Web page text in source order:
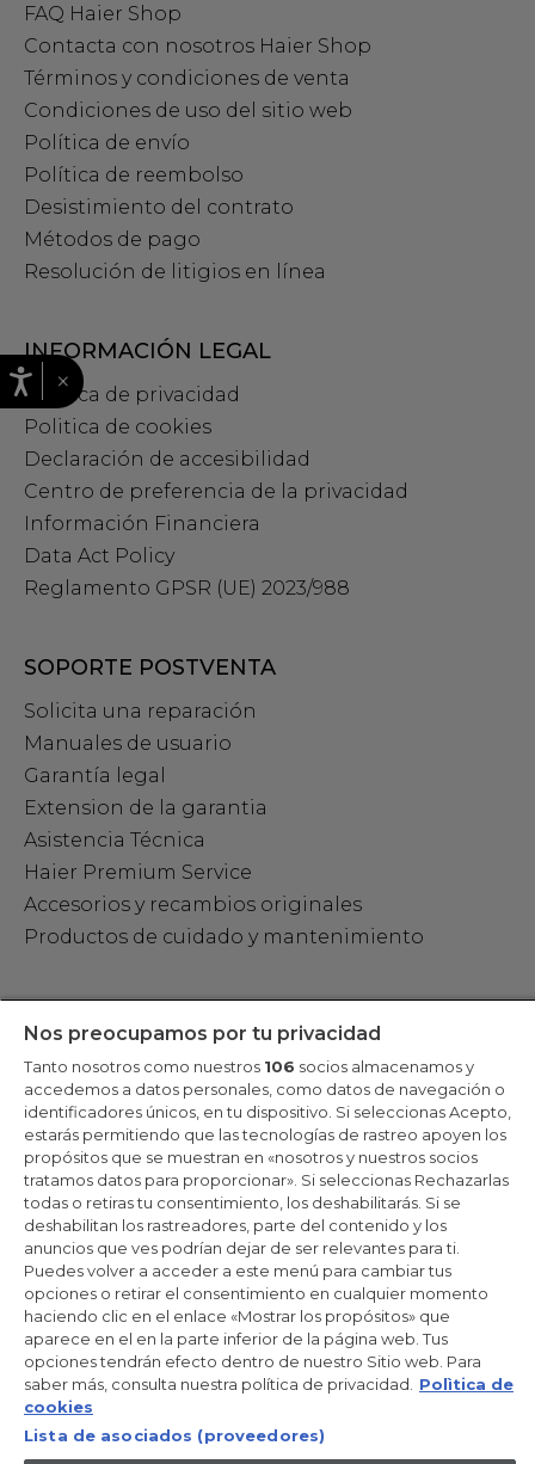
FAQ Haier Shop
Contacta con nosotros Haier Shop
Términos y condiciones de venta
Condiciones de uso del sitio web
Política de envío
Política de reembolso
Desistimiento del contrato
Métodos de pago
Resolución de litigios en línea
INFORMACIÓN LEGAL
Política de privacidad
Politica de cookies
Declaración de accesibilidad
Centro de preferencia de la privacidad
Información Financiera
Data Act Policy
Reglamento GPSR (UE) 2023/988
SOPORTE POSTVENTA
Solicita una reparación
Manuales de usuario
Garantía legal
Extension de la garantia
Asistencia Técnica
Haier Premium Service
Accesorios y recambios originales
Productos de cuidado y mantenimiento
Regístrate ahora
Candy Hoover Group Srl –con accionista único, empresa que
gestiona y coordina la actividad de Candy S.p.A, con domicilio fiscal
en Via Comolli, 57 - 20861 Brugherio (MB) – Sede administrativa:
Via Privata Eden Fumagalli - 20861 Brugherio (MB). - Italia con
capital social de 30,000,000.00€ íntegramente desembolsado.
Registro Mercantil/ tributación de Monza y Brianza 04666310158 –
IVA núm. IT00786860965
ES / Español
×
Nos preocupamos por tu privacidad
Tanto nosotros como nuestros 106 socios almacenamos y
accedemos a datos personales, como datos de navegación o
identificadores únicos, en tu dispositivo. Si seleccionas Acepto,
estarás permitiendo que las tecnologías de rastreo apoyen los
propósitos que se muestran en «nosotros y nuestros socios
tratamos datos para proporcionar». Si seleccionas Rechazarlas
todas o retiras tu consentimiento, los deshabilitarás. Si se
deshabilitan los rastreadores, parte del contenido y los
anuncios que ves podrían dejar de ser relevantes para ti.
Puedes volver a acceder a este menú para cambiar tus
opciones o retirar el consentimiento en cualquier momento
haciendo clic en el enlace «Mostrar los propósitos» que
aparece en el en la parte inferior de la página web. Tus
opciones tendrán efecto dentro de nuestro Sitio web. Para
saber más, consulta nuestra política de privacidad.
Polìtica de
cookies
Lista de asociados (proveedores)